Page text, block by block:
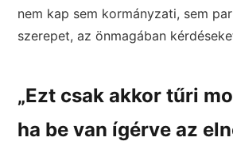
nem kap sem kormányzati, sem
szerepet, az önmagában
„Ezt csak akkor tűri
ha be van ígérve az